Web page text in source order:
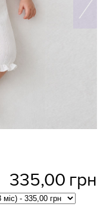
335,00 грн